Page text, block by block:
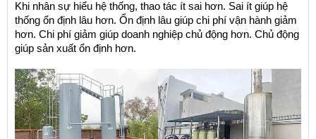
Khi nhân sự hiểu hệ thống, thao tác ít sai hơn. Sai ít giúp hệ
thống ổn định lâu hơn. Ổn định lâu giúp chi phí vận hành giảm
hơn. Chi phí giảm giúp doanh nghiệp chủ động hơn. Chủ động
giúp sản xuất ổn định hơn.